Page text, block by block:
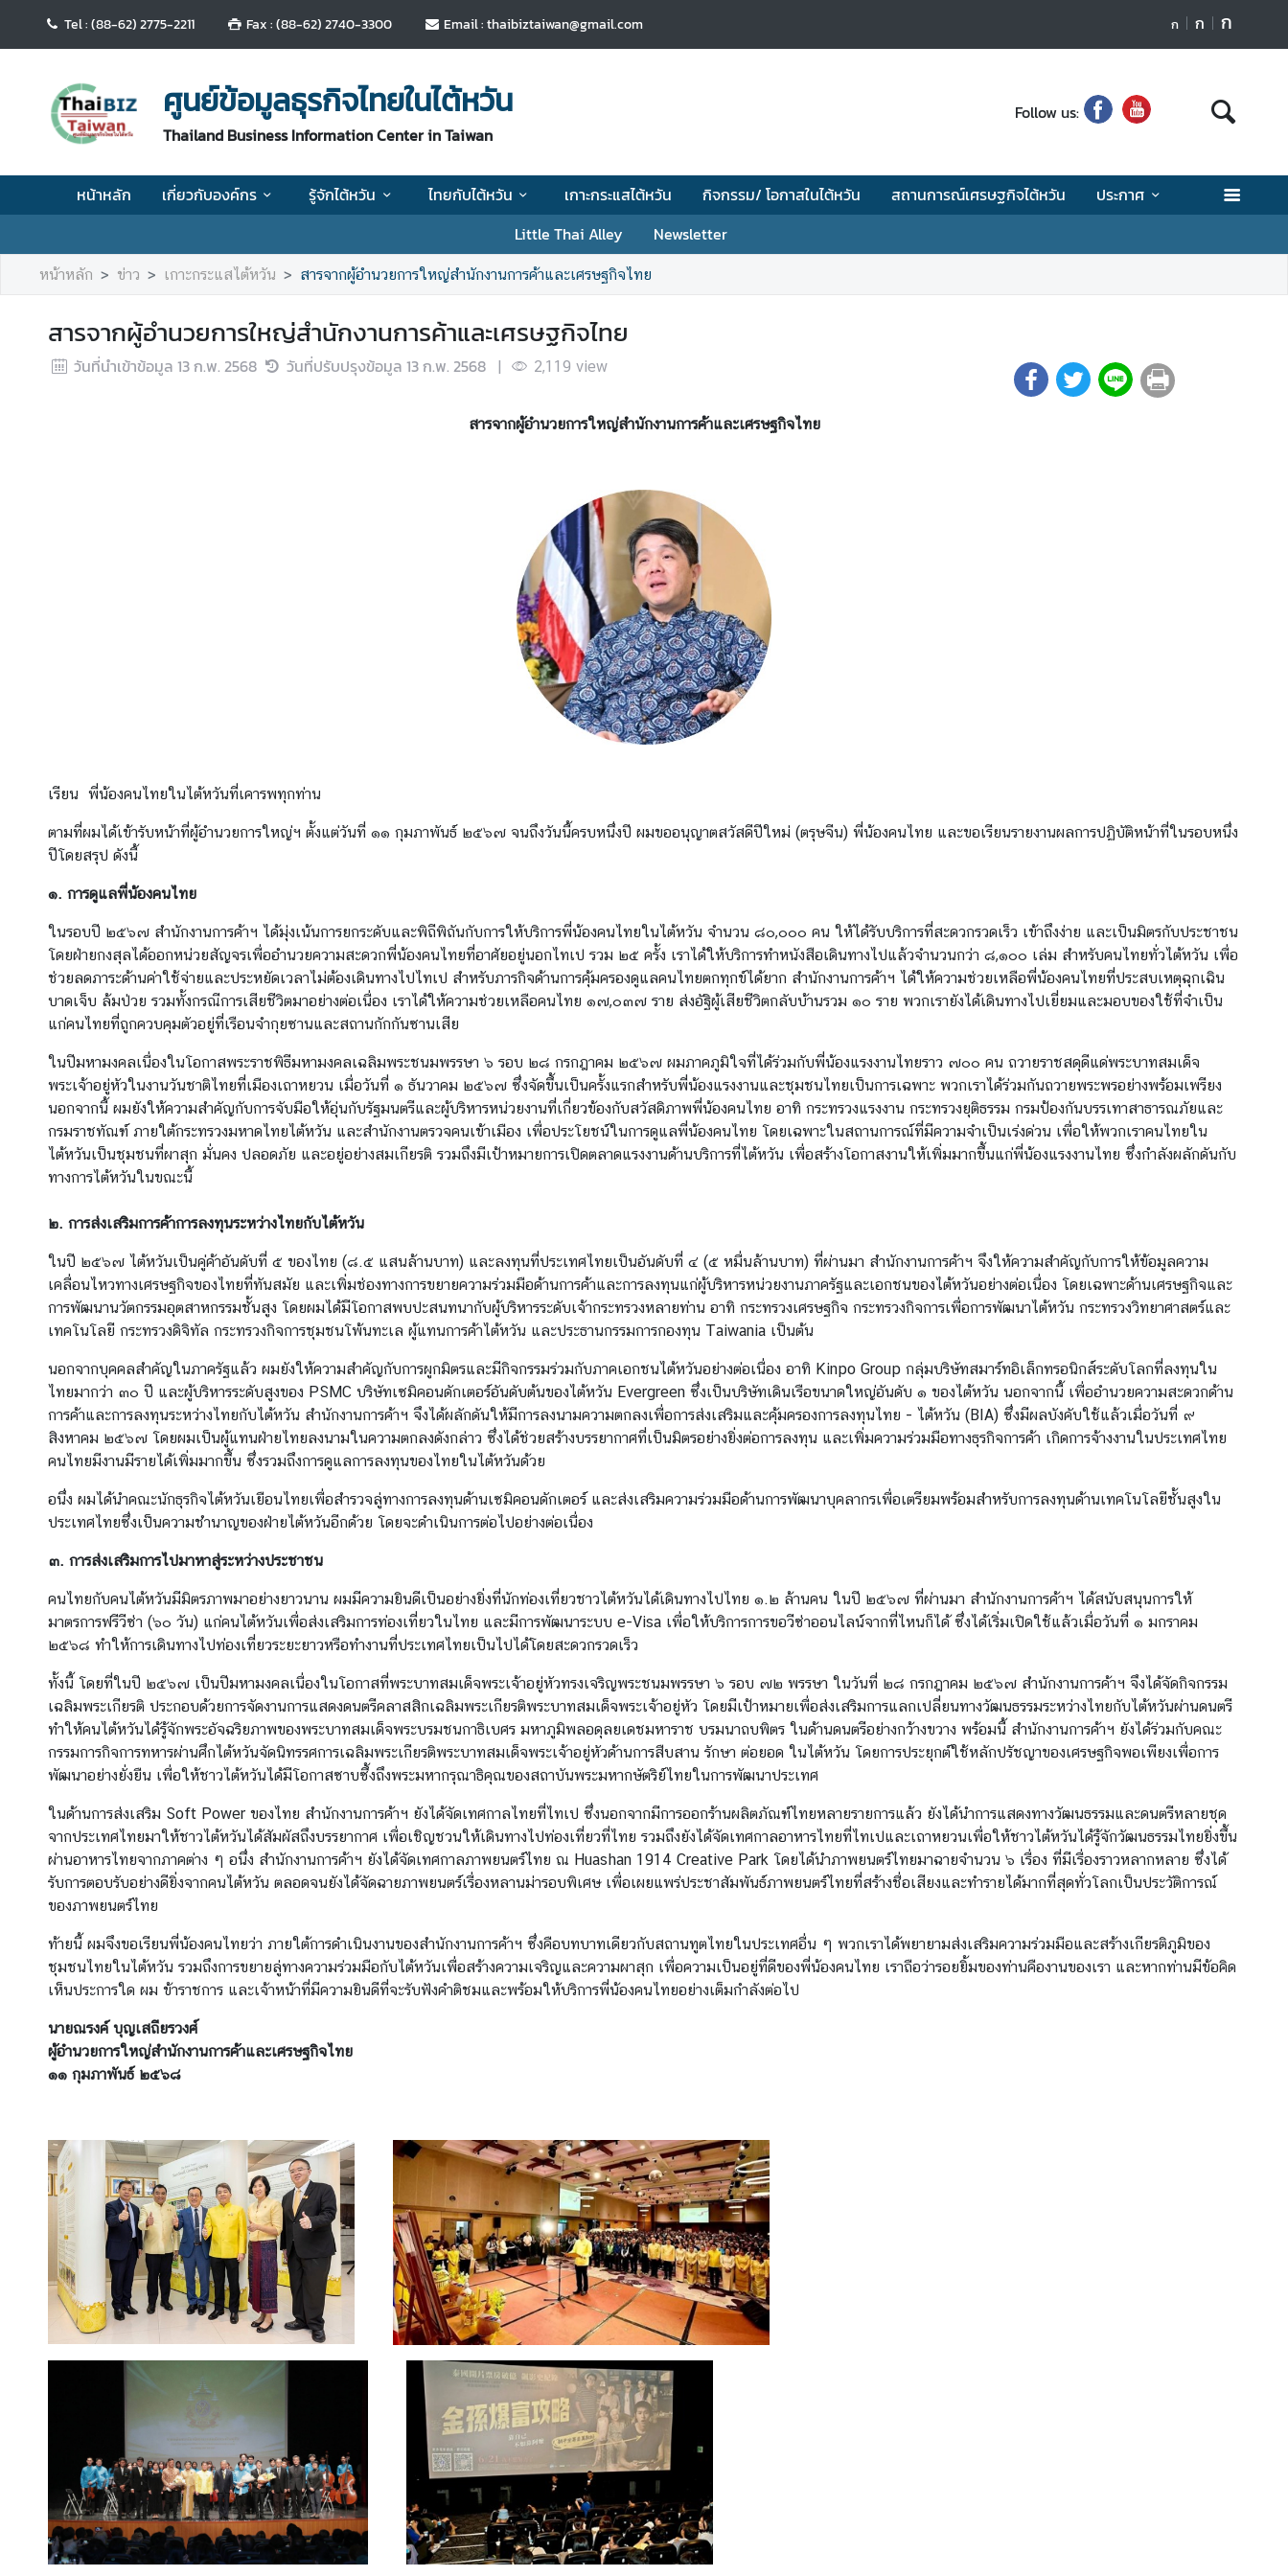
Tel : (88-62) 2775-2211 Fax : (88-62) 2740-3300 Email : thaibiztaiwan@gmail.com ก ก ก
ศูนย์ข้อมูลธุรกิจไทยในไต้หวัน
Thailand Business Information Center in Taiwan
Follow us:
หน้าหลัก เกี่ยวกับองค์กร รู้จักไต้หวัน ไทยกับไต้หวัน เกาะกระแสไต้หวัน กิจกรรม/ โอกาสในไต้หวัน สถานการณ์เศรษฐกิจไต้หวัน
ประกาศ
Little Thai Alley
Newsletter
า
ห
ก
เ
ย
ว
บ
อ
ง
กั
บ
ไ
ห
น
เ
ก
ก
ร
ะ
แ
ส
ต้
ห
วั
น
กิ
จ
ก
ร
ร
ม
โ
อ
า
ส
ใ
น
ต้
ห
วั
น
ถ
า
น
ก
า
ณ์
เ
ศ
ร
ษ
ฐ
ไ
ต้
ห
วั
ร
า
t
l
e
หน้าหลัก ข่าว เกาะกระแสไต้หวัน สารจากผู้อำนวยการใหญ่สำนักงานการค้าและเศรษฐกิจไทย
สารจากผู้อำนวยการใหญ่สำนักงานการค้าและเศรษฐกิจไทย
วันที่นำเข้าข้อมูล 13 ก.พ. 2568 วันที่ปรับปรุงข้อมูล 13 ก.พ. 2568 | 2,119 view
สารจากผู้อำนวยการใหญ่สำนักงานการค้าและเศรษฐกิจไทย
เรียน พี่น้องคนไทยในไต้หวันที่เคารพทุกท่าน
ตามที่ผมได้เข้ารับหน้าที่ผู้อำนวยการใหญ่ฯ ตั้งแต่วันที่ ๑๑ กุมภาพันธ์ ๒๕๖๗ จนถึงวันนี้ครบหนึ่งปี ผมขออนุญาตสวัสดีปีใหม่ (ตรุษจีน) พี่น้องคนไทย และขอเรียนรายงานผลการปฏิบัติหน้าที่ในรอบหนึ่ง
ปีโดยสรุป ดังนี้
๑. การดูแลพี่น้องคนไทย
ในรอบปี ๒๕๖๗ สำนักงานการค้าฯ ได้มุ่งเน้นการยกระดับและพิถีพิถันกับการให้บริการพี่น้องคนไทยในไต้หวัน จำนวน ๘๐,๐๐๐ คน ให้ได้รับบริการที่สะดวกรวดเร็ว เข้าถึงง่าย และเป็นมิตรกับประชาชน
โดยฝ่ายกงสุลได้ออกหน่วยสัญจรเพื่ออำนวยความสะดวกพี่น้องคนไทยที่อาศัยอยู่นอกไทเป รวม ๒๕ ครั้ง เราได้ให้บริการทำหนังสือเดินทางไปแล้วจำนวนกว่า ๘,๑๐๐ เล่ม สำหรับคนไทยทั่วไต้หวัน เพื่อ
ช่วยลดภาระด้านค่าใช้จ่ายและประหยัดเวลาไม่ต้องเดินทางไปไทเป สำหรับภารกิจด้านการคุ้มครองดูแลคนไทยตกทุกข์ได้ยาก สำนักงานการค้าฯ ได้ให้ความช่วยเหลือพี่น้องคนไทยที่ประสบเหตุฉุกเฉิน
บาดเจ็บ ล้มป่วย รวมทั้งกรณีการเสียชีวิตมาอย่างต่อเนื่อง เราได้ให้ความช่วยเหลือคนไทย ๑๗,๐๓๗ ราย ส่งอัฐิผู้เสียชีวิตกลับบ้านรวม ๑๐ ราย พวกเรายังได้เดินทางไปเยี่ยมและมอบของใช้ที่จำเป็น
แก่คนไทยที่ถูกควบคุมตัวอยู่ที่เรือนจำกุยซานและสถานกักกันซานเสีย
ในปีมหามงคลเนื่องในโอกาสพระราชพิธีมหามงคลเฉลิมพระชนมพรรษา ๖ รอบ ๒๘ กรกฎาคม ๒๕๖๗ ผมภาคภูมิใจที่ได้ร่วมกับพี่น้องแรงงานไทยราว ๗๐๐ คน ถวายราชสดุดีแด่พระบาทสมเด็จ
พระเจ้าอยู่หัวในงานวันชาติไทยที่เมืองเถาหยวน เมื่อวันที่ ๑ ธันวาคม ๒๕๖๗ ซึ่งจัดขึ้นเป็นครั้งแรกสำหรับพี่น้องแรงงานและชุมชนไทยเป็นการเฉพาะ พวกเราได้ร่วมกันถวายพระพรอย่างพร้อมเพรียง
นอกจากนี้ ผมยังให้ความสำคัญกับการจับมือให้อุ่นกับรัฐมนตรีและผู้บริหารหน่วยงานที่เกี่ยวข้องกับสวัสดิภาพพี่น้องคนไทย อาทิ กระทรวงแรงงาน กระทรวงยุติธรรม กรมป้องกันบรรเทาสาธารณภัยและ
กรมราชทัณฑ์ ภายใต้กระทรวงมหาดไทยไต้หวัน และสำนักงานตรวจคนเข้าเมือง เพื่อประโยชน์ในการดูแลพี่น้องคนไทย โดยเฉพาะในสถานการณ์ที่มีความจำเป็นเร่งด่วน เพื่อให้พวกเราคนไทยใน
ไต้หวันเป็นชุมชนที่ผาสุก มั่นคง ปลอดภัย และอยู่อย่างสมเกียรติ รวมถึงมีเป้าหมายการเปิดตลาดแรงงานด้านบริการที่ไต้หวัน เพื่อสร้างโอกาสงานให้เพิ่มมากขึ้นแก่พี่น้องแรงงานไทย ซึ่งกำลังผลักดันกับ
ทางการไต้หวันในขณะนี้
๒. การส่งเสริมการค้าการลงทุนระหว่างไทยกับไต้หวัน
ในปี ๒๕๖๗ ไต้หวันเป็นคู่ค้าอันดับที่ ๕ ของไทย (๘.๕ แสนล้านบาท) และลงทุนที่ประเทศไทยเป็นอันดับที่ ๔ (๕ หมื่นล้านบาท) ที่ผ่านมา สำนักงานการค้าฯ จึงให้ความสำคัญกับการให้ข้อมูลความ
เคลื่อนไหวทางเศรษฐกิจของไทยที่ทันสมัย และเพิ่มช่องทางการขยายความร่วมมือด้านการค้าและการลงทุนแก่ผู้บริหารหน่วยงานภาครัฐและเอกชนของไต้หวันอย่างต่อเนื่อง โดยเฉพาะด้านเศรษฐกิจและ
การพัฒนานวัตกรรมอุตสาหกรรมชั้นสูง โดยผมได้มีโอกาสพบปะสนทนากับผู้บริหารระดับเจ้ากระทรวงหลายท่าน อาทิ กระทรวงเศรษฐกิจ กระทรวงกิจการเพื่อการพัฒนาไต้หวัน กระทรวงวิทยาศาสตร์และ
เทคโนโลยี กระทรวงดิจิทัล กระทรวงกิจการชุมชนโพ้นทะเล ผู้แทนการค้าไต้หวัน และประธานกรรมการกองทุน Taiwania เป็นต้น
นอกจากบุคคลสำคัญในภาครัฐแล้ว ผมยังให้ความสำคัญกับการผูกมิตรและมีกิจกรรมร่วมกับภาคเอกชนไต้หวันอย่างต่อเนื่อง อาทิ Kinpo Group กลุ่มบริษัทสมาร์ทอิเล็กทรอนิกส์ระดับโลกที่ลงทุนใน
ไทยมากว่า ๓๐ ปี และผู้บริหารระดับสูงของ PSMC บริษัทเซมิคอนดักเตอร์อันดับต้นของไต้หวัน Evergreen ซึ่งเป็นบริษัทเดินเรือขนาดใหญ่อันดับ ๑ ของไต้หวัน นอกจากนี้ เพื่ออำนวยความสะดวกด้าน
การค้าและการลงทุนระหว่างไทยกับไต้หวัน สำนักงานการค้าฯ จึงได้ผลักดันให้มีการลงนามความตกลงเพื่อการส่งเสริมและคุ้มครองการลงทุนไทย - ไต้หวัน (BIA) ซึ่งมีผลบังคับใช้แล้วเมื่อวันที่ ๙
สิงหาคม ๒๕๖๗ โดยผมเป็นผู้แทนฝ่ายไทยลงนามในความตกลงดังกล่าว ซึ่งได้ช่วยสร้างบรรยากาศที่เป็นมิตรอย่างยิ่งต่อการลงทุน และเพิ่มความร่วมมือทางธุรกิจการค้า เกิดการจ้างงานในประเทศไทย
คนไทยมีงานมีรายได้เพิ่มมากขึ้น ซึ่งรวมถึงการดูแลการลงทุนของไทยในไต้หวันด้วย
อนึ่ง ผมได้นำคณะนักธุรกิจไต้หวันเยือนไทยเพื่อสำรวจลู่ทางการลงทุนด้านเซมิคอนดักเตอร์ และส่งเสริมความร่วมมือด้านการพัฒนาบุคลากรเพื่อเตรียมพร้อมสำหรับการลงทุนด้านเทคโนโลยีชั้นสูงใน
ประเทศไทยซึ่งเป็นความชำนาญของฝ่ายไต้หวันอีกด้วย โดยจะดำเนินการต่อไปอย่างต่อเนื่อง
๓. การส่งเสริมการไปมาหาสู่ระหว่างประชาชน
คนไทยกับคนไต้หวันมีมิตรภาพมาอย่างยาวนาน ผมมีความยินดีเป็นอย่างยิ่งที่นักท่องเที่ยวชาวไต้หวันได้เดินทางไปไทย ๑.๒ ล้านคน ในปี ๒๕๖๗ ที่ผ่านมา สำนักงานการค้าฯ ได้สนับสนุนการให้
มาตรการฟรีวีซ่า (๖๐ วัน) แก่คนไต้หวันเพื่อส่งเสริมการท่องเที่ยวในไทย และมีการพัฒนาระบบ e-Visa เพื่อให้บริการการขอวีซ่าออนไลน์จากที่ไหนก็ได้ ซึ่งได้เริ่มเปิดใช้แล้วเมื่อวันที่ ๑ มกราคม
๒๕๖๘ ทำให้การเดินทางไปท่องเที่ยวระยะยาวหรือทำงานที่ประเทศไทยเป็นไปได้โดยสะดวกรวดเร็ว
ทั้งนี้ โดยที่ในปี ๒๕๖๗ เป็นปีมหามงคลเนื่องในโอกาสที่พระบาทสมเด็จพระเจ้าอยู่หัวทรงเจริญพระชนมพรรษา ๖ รอบ ๗๒ พรรษา ในวันที่ ๒๘ กรกฎาคม ๒๕๖๗ สำนักงานการค้าฯ จึงได้จัดกิจกรรม
เฉลิมพระเกียรติ ประกอบด้วยการจัดงานการแสดงดนตรีคลาสสิกเฉลิมพระเกียรติพระบาทสมเด็จพระเจ้าอยู่หัว โดยมีเป้าหมายเพื่อส่งเสริมการแลกเปลี่ยนทางวัฒนธรรมระหว่างไทยกับไต้หวันผ่านดนตรี
ทำให้คนไต้หวันได้รู้จักพระอัจฉริยภาพของพระบาทสมเด็จพระบรมชนกาธิเบศร มหาภูมิพลอดุลยเดชมหาราช บรมนาถบพิตร ในด้านดนตรีอย่างกว้างขวาง พร้อมนี้ สำนักงานการค้าฯ ยังได้ร่วมกับคณะ
กรรมการกิจการทหารผ่านศึกไต้หวันจัดนิทรรศการเฉลิมพระเกียรติพระบาทสมเด็จพระเจ้าอยู่หัวด้านการสืบสาน รักษา ต่อยอด ในไต้หวัน โดยการประยุกต์ใช้หลักปรัชญาของเศรษฐกิจพอเพียงเพื่อการ
พัฒนาอย่างยั่งยืน เพื่อให้ชาวไต้หวันได้มีโอกาสซาบซึ้งถึงพระมหากรุณาธิคุณของสถาบันพระมหากษัตริย์ไทยในการพัฒนาประเทศ
ในด้านการส่งเสริม Soft Power ของไทย สำนักงานการค้าฯ ยังได้จัดเทศกาลไทยที่ไทเป ซึ่งนอกจากมีการออกร้านผลิตภัณฑ์ไทยหลายรายการแล้ว ยังได้นำการแสดงทางวัฒนธรรมและดนตรีหลายชุด
จากประเทศไทยมาให้ชาวไต้หวันได้สัมผัสถึงบรรยากาศ เพื่อเชิญชวนให้เดินทางไปท่องเที่ยวที่ไทย รวมถึงยังได้จัดเทศกาลอาหารไทยที่ไทเปและเถาหยวนเพื่อให้ชาวไต้หวันได้รู้จักวัฒนธรรมไทยยิ่งขึ้น
ผ่านอาหารไทยจากภาคต่าง ๆ อนึ่ง สำนักงานการค้าฯ ยังได้จัดเทศกาลภาพยนตร์ไทย ณ Huashan 1914 Creative Park โดยได้นำภาพยนตร์ไทยมาฉายจำนวน ๖ เรื่อง ที่มีเรื่องราวหลากหลาย ซึ่งได้
รับการตอบรับอย่างดียิ่งจากคนไต้หวัน ตลอดจนยังได้จัดฉายภาพยนตร์เรื่องหลานม่ารอบพิเศษ เพื่อเผยแพร่ประชาสัมพันธ์ภาพยนตร์ไทยที่สร้างชื่อเสียงและทำรายได้มากที่สุดทั่วโลกเป็นประวัติการณ์
ของภาพยนตร์ไทย
ท้ายนี้ ผมจึงขอเรียนพี่น้องคนไทยว่า ภายใต้การดำเนินงานของสำนักงานการค้าฯ ซึ่งคือบทบาทเดียวกับสถานทูตไทยในประเทศอื่น ๆ พวกเราได้พยายามส่งเสริมความร่วมมือและสร้างเกียรติภูมิของ
ชุมชนไทยในไต้หวัน รวมถึงการขยายลู่ทางความร่วมมือกับไต้หวันเพื่อสร้างความเจริญและความผาสุก เพื่อความเป็นอยู่ที่ดีของพี่น้องคนไทย เราถือว่ารอยยิ้มของท่านคืองานของเรา และหากท่านมีข้อคิด
เห็นประการใด ผม ข้าราชการ และเจ้าหน้าที่มีความยินดีที่จะรับฟังคำติชมและพร้อมให้บริการพี่น้องคนไทยอย่างเต็มกำลังต่อไป
นายณรงค์ บุญเสถียรวงศ์
ผู้อำนวยการใหญ่สำนักงานการค้าและเศรษฐกิจไทย
๑๑ กุมภาพันธ์ ๒๕๖๘